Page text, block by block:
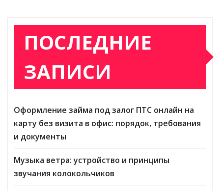
ПОСЛЕДНИЕ
ЗАПИСИ
Оформление займа под залог ПТС онлайн на
карту без визита в офис: порядок, требования
и документы
Музыка ветра: устройство и принципы
звучания колокольчиков